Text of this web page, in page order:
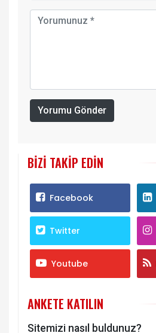
Yorumu Gönder
BIZI TAKIP EDIN
Facebook
Twitter
Youtube
ANKETE KATILIN
Sitemizi nasıl buldunuz?